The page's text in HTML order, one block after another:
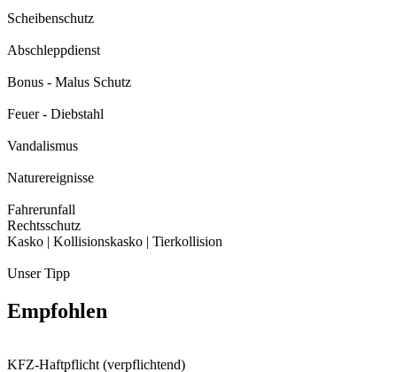
Scheibenschutz
Abschleppdienst
Bonus - Malus Schutz
Feuer - Diebstahl
Vandalismus
Naturereignisse
Fahrerunfall
Rechtsschutz
Kasko | Kollisionskasko | Tierkollision
Unser Tipp
Empfohlen
KFZ-Haftpflicht (verpflichtend)